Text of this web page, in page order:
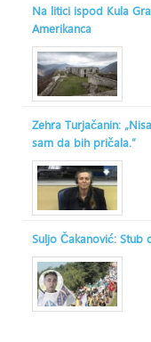
Na litici ispod Kula
Amerikanca
Zehra Turjačanin:
sam da bih pričala.“
Suljo Čakanović: